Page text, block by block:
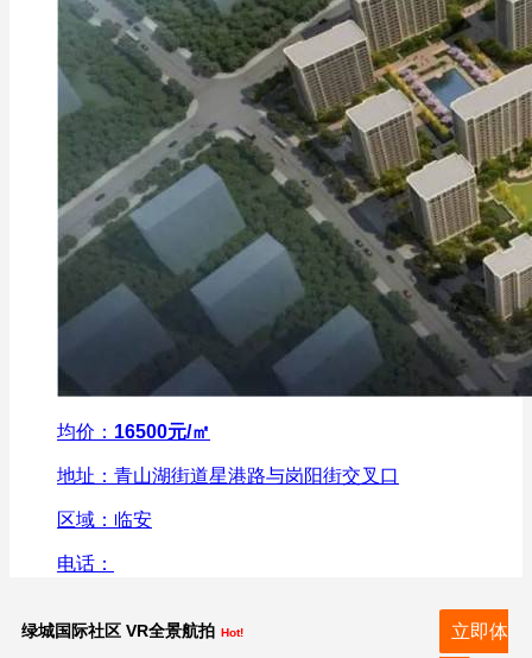
均价： 16500元/㎡
地址：青山湖街道星港路与岗阳街交叉口
区域：临安
电话：
绿城国际社区 VR全景航拍 Hot! 立即体